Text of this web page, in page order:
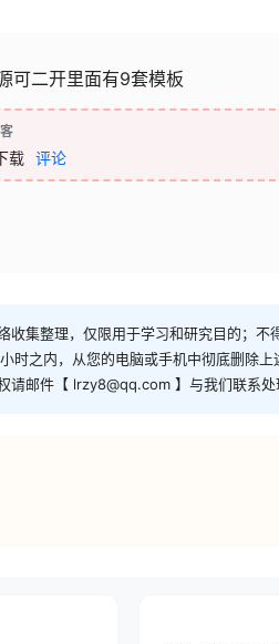
可二开里面有9套模板
载 评论
集整理，仅限用于学习和研究目的；
时之内，从您的电脑或手机中彻底删除
邮件【 lrzy8@qq.com 】与我们联系处